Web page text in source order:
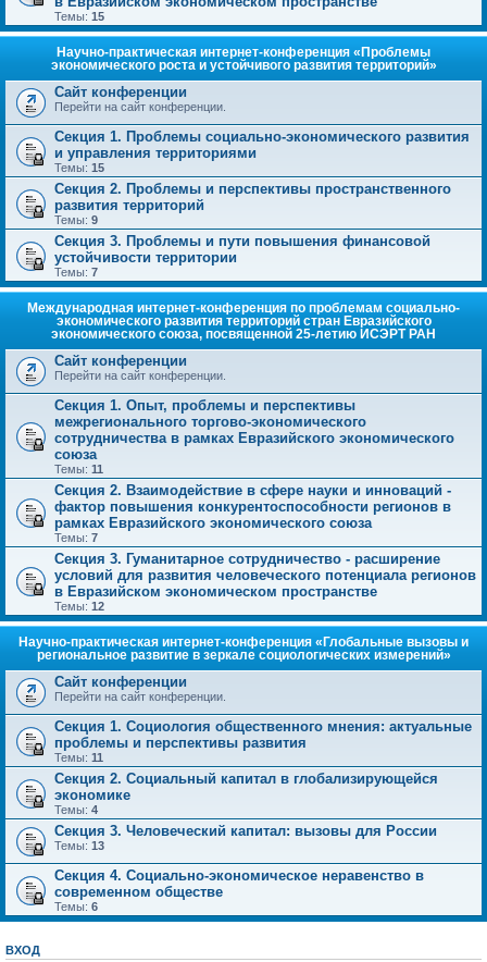
Темы: 15
Научно-практическая интернет-конференция «Проблемы
экономического роста и устойчивого развития территорий»
Сайт конференции
Перейти на сайт конференции.
Секция 1. Проблемы социально-экономического развития
и управления территориями
Темы: 15
Секция 2. Проблемы и перспективы пространственного
развития территорий
Темы: 9
Секция 3. Проблемы и пути повышения финансовой
устойчивости территории
Темы: 7
Международная интернет-конференция по проблемам социально-
экономического развития территорий стран Евразийского
экономического союза, посвященной 25-летию ИСЭРТ РАН
Сайт конференции
Перейти на сайт конференции.
Секция 1. Опыт, проблемы и перспективы
межрегионального торгово-экономического
сотрудничества в рамках Евразийского экономического
союза
Темы: 11
Секция 2. Взаимодействие в сфере науки и инноваций -
фактор повышения конкурентоспособности регионов в
рамках Евразийского экономического союза
Темы: 7
Секция 3. Гуманитарное сотрудничество - расширение
условий для развития человеческого потенциала регионов
в Евразийском экономическом пространстве
Темы: 12
Научно-практическая интернет-конференция «Глобальные вызовы и
региональное развитие в зеркале социологических измерений»
Сайт конференции
Перейти на сайт конференции.
Секция 1. Социология общественного мнения: актуальные
проблемы и перспективы развития
Темы: 11
Секция 2. Социальный капитал в глобализирующейся
экономике
Темы: 4
Секция 3. Человеческий капитал: вызовы для России
Темы: 13
Секция 4. Социально-экономическое неравенство в
современном обществе
Темы: 6
ВХОД